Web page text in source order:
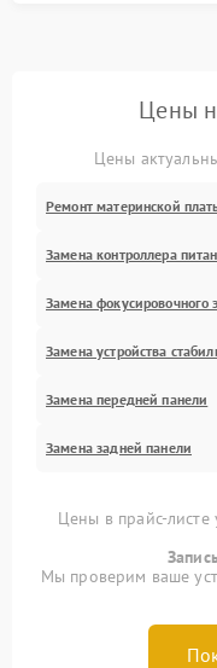
Цены
Цены
Ремонт материнской
Замена контроллера
Замена фокусировочного
Замена устройства
Замена передней панели
Замена задней панели
Цены в прайс-листе
Мы проверим ваше